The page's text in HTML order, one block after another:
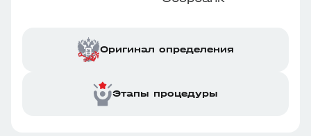
Оригинал определения
Этапы процедуры